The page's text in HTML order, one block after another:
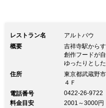
レストラン名
アルトバウ
概要
吉祥寺駅から
創作フードが
ゆったりとし
住所
東京都武蔵野
４Ｆ
電話番号
0422-26-9722
料金目安
2001～3000円